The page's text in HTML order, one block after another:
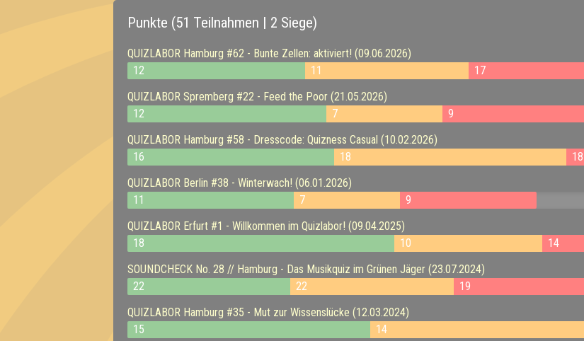
Punkte (51 Teilnahmen | 2 Siege)
QUIZLABOR Hamburg #62 - Bunte Zellen: aktiviert! (09.06.2026)
12
11
17
QUIZLABOR Spremberg #22 - Feed the Poor (21.05.2026)
12
7
9
QUIZLABOR Hamburg #58 - Dresscode: Quizness Casual (10.02.2026)
16
18
18
QUIZLABOR Berlin #38 - Winterwach! (06.01.2026)
11
7
9
QUIZLABOR Erfurt #1 - Willkommen im Quizlabor! (09.04.2025)
18
10
14
SOUNDCHECK No. 28 // Hamburg - Das Musikquiz im Grünen Jäger (23.07.2024)
22
22
19
QUIZLABOR Hamburg #35 - Mut zur Wissenslücke (12.03.2024)
15
14